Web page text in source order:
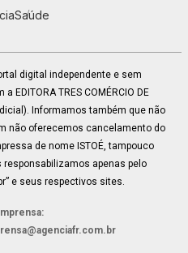
Saúde
digital independente e sem
TRES COMÉRCIO DE
Informamos também que não
não oferecemos cancelamento do
de nome ISTOÉ, tampouco
apenas pelo
e seus respectivos sites.